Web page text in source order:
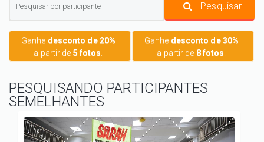
Pesquisar
Ganhe desconto de 20%
a partir de 5 fotos
Ganhe desconto de 30%
a partir de 8 fotos
PESQUISANDO PARTICIPANTES
SEMELHANTES